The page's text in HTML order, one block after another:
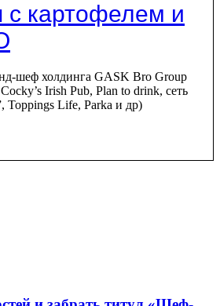
с картофелем и
шеф холдинга GASK Bro Group
Irish Pub, Plan to drink, сеть
Toppings Life, Parka и др)